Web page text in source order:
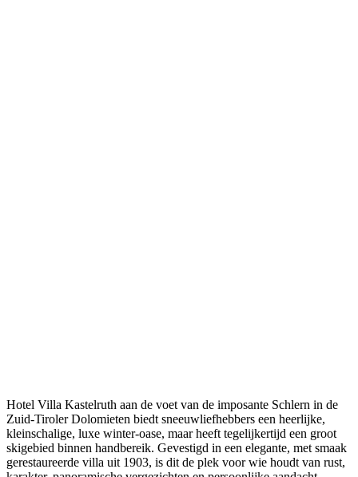
Hotel Villa Kastelruth aan de voet van de imposante Schlern in de
Zuid-Tiroler Dolomieten biedt sneeuwliefhebbers een heerlijke,
kleinschalige, luxe winter-oase, maar heeft tegelijkertijd een groot
skigebied binnen handbereik. Gevestigd in een elegante, met smaak
gerestaureerde villa uit 1903, is dit de plek voor wie houdt van rust,